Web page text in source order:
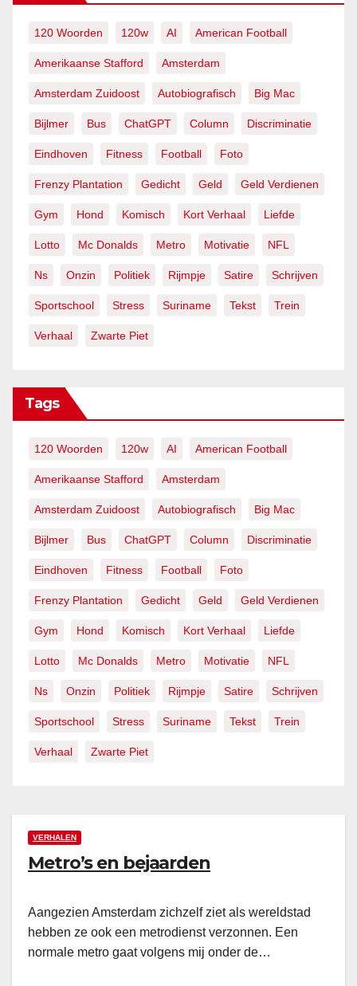
120 Woorden 120w AI American Football
Amerikaanse Stafford Amsterdam
Amsterdam Zuidoost Autobiografisch Big Mac
Bijlmer Bus ChatGPT Column Discriminatie
Eindhoven Fitness Football Foto
Frenzy Plantation Gedicht Geld Geld Verdienen
Gym Hond Komisch Kort Verhaal Liefde
Lotto Mc Donalds Metro Motivatie NFL
Ns Onzin Politiek Rijmpje Satire Schrijven
Sportschool Stress Suriname Tekst Trein
Verhaal Zwarte Piet
Tags
120 Woorden 120w AI American Football
Amerikaanse Stafford Amsterdam
Amsterdam Zuidoost Autobiografisch Big Mac
Bijlmer Bus ChatGPT Column Discriminatie
Eindhoven Fitness Football Foto
Frenzy Plantation Gedicht Geld Geld Verdienen
Gym Hond Komisch Kort Verhaal Liefde
Lotto Mc Donalds Metro Motivatie NFL
Ns Onzin Politiek Rijmpje Satire Schrijven
Sportschool Stress Suriname Tekst Trein
Verhaal Zwarte Piet
VERHALEN
Metro’s en bejaarden
Aangezien Amsterdam zichzelf ziet als wereldstad
hebben ze ook een metrodienst verzonnen. Een
normale metro gaat volgens mij onder de…